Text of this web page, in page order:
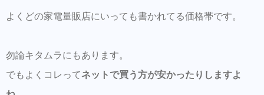
よくどの家電量販店にいっても書かれてる価格帯です。
勿論キタムラにもあります。
でもよくコレってネットで買う方が安かったりしますよ